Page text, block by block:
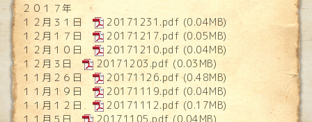
２０１７年
１２月３１日
20171231.pdf (0.04MB)
１２月１７日
20171217.pdf (0.05MB)
１２月１０日
20171210.pdf (0.04MB)
１２月３日
20171203.pdf (0.03MB)
１１月２６日
20171126.pdf (0.48MB)
１１月１９日
20171119.pdf (0.04MB)
１１月１２日
20171112.pdf (0.17MB)
１１月５日
20171105.pdf (0.04MB)